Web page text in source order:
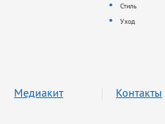
Стиль
Уход
Медиакит Контакты